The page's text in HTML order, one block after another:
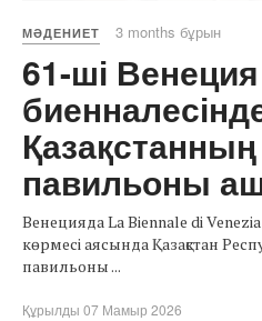
МӘДЕНИЕТ 3 months бұрын
61-ші Венеция
павильоны
Венецияда La Biennale di
көрмесі аясында Қазақстан
павильоны ...
Құрылды 07 Мамыр 2026